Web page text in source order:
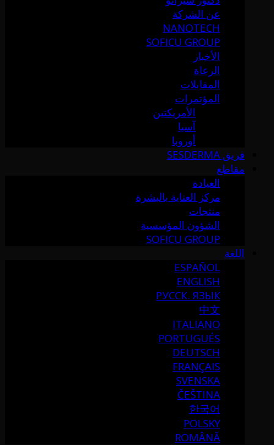
عن الشركة
NANOTECH
SOFICU GROUP
الأخبار
الرعاة
المقابلات
المؤتمرات
الأمريكتين
آسيا
أوروبا
فريق SESDERMA
مقاطع
العيادة
مركز العناية بالبشرة
منتجات
الشؤون المؤسسية
SOFICU GROUP
اللغة
ESPAÑOL
ENGLISH
РУССК. ЯЗЫК
中文
ITALIANO
PORTUGUÉS
DEUTSCH
FRANÇAIS
SVENSKA
ČEŠTINA
한국어
POLSKY
ROMÂNĂ